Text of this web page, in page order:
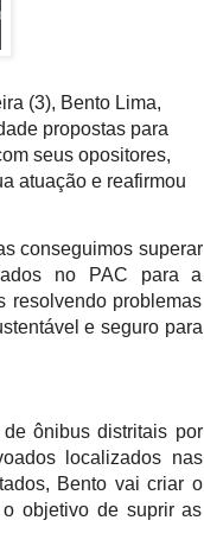
(3), Bento Lima,
propostas para
seus opositores,
atuação e reafirmou
conseguimos superar
no PAC para a
resolvendo problemas
e seguro para
ônibus distritais por
localizados nas
Bento vai criar o
o objetivo de suprir as